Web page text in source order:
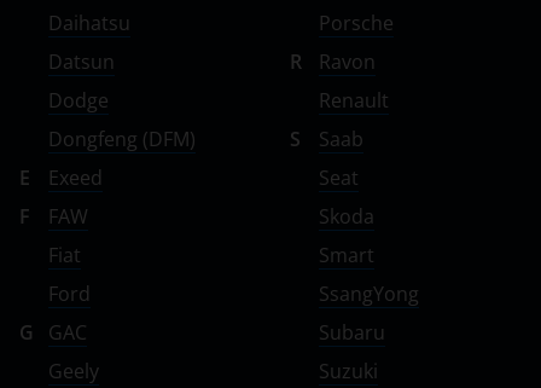
Daihatsu
Datsun
Dodge
Dongfeng (DFM)
E
Exeed
F
FAW
Fiat
Ford
G
GAC
Geely
Porsche
R
Ravon
Renault
S
Saab
Seat
Skoda
Smart
SsangYong
Subaru
Suzuki